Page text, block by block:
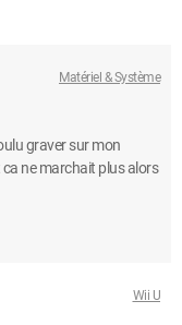
Matériel & Système
graver sur mon
ne marchait plus alors
Wii U